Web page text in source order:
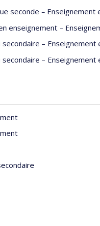
des Premiers Peuples
holistique des
terme d’une approche
retient son
seconde – Enseignement
enseignement –
– Enseignement
– Enseignement